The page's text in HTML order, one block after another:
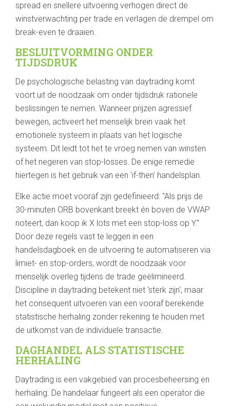
spread en snellere uitvoering verhogen direct de
winstverwachting per trade en verlagen de drempel om
break-even te draaien.
BESLUITVORMING ONDER
TIJDSDRUK
De psychologische belasting van daytrading komt
voort uit de noodzaak om onder tijdsdruk rationele
beslissingen te nemen. Wanneer prijzen agressief
bewegen, activeert het menselijk brein vaak het
emotionele systeem in plaats van het logische
systeem. Dit leidt tot het te vroeg nemen van winsten
of het negeren van stop-losses. De enige remedie
hiertegen is het gebruik van een 'if-then' handelsplan.
Elke actie moet vooraf zijn gedefinieerd: "Als prijs de
30-minuten ORB bovenkant breekt én boven de VWAP
noteert, dan koop ik X lots met een stop-loss op Y."
Door deze regels vast te leggen in een
handelsdagboek en de uitvoering te automatiseren via
limiet- en stop-orders, wordt de noodzaak voor
menselijk overleg tijdens de trade geëlimineerd.
Discipline in daytrading betekent niet 'sterk zijn', maar
het consequent uitvoeren van een vooraf berekende
statistische herhaling zonder rekening te houden met
de uitkomst van de individuele transactie.
DAGHANDEL ALS STATISTISCHE
HERHALING
Daytrading is een vakgebied van procesbeheersing en
herhaling. De handelaar fungeert als een operator die